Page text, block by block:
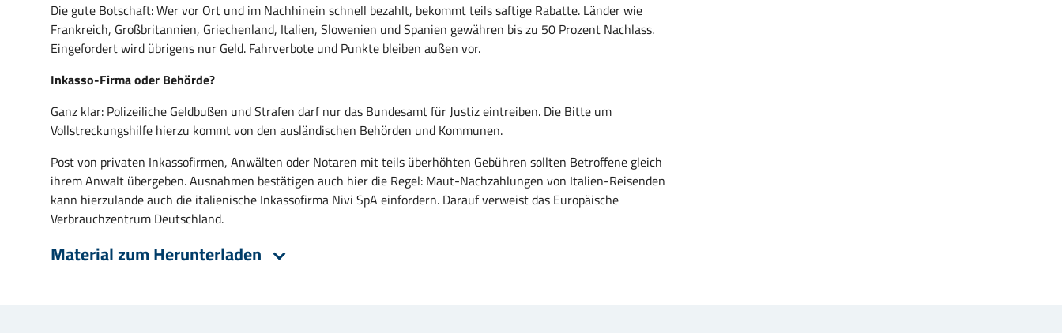
Die gute Botschaft: Wer vor Ort und im Nachhinein schnell bezahlt, bekommt teils saftige Rabatte. Länder wie
Frankreich, Großbritannien, Griechenland, Italien, Slowenien und Spanien gewähren bis zu 50 Prozent Nachlass.
Eingefordert wird übrigens nur Geld. Fahrverbote und Punkte bleiben außen vor.
Inkasso-Firma oder Behörde?
Ganz klar: Polizeiliche Geldbußen und Strafen darf nur das Bundesamt für Justiz eintreiben. Die Bitte um
Vollstreckungshilfe hierzu kommt von den ausländischen Behörden und Kommunen.
Post von privaten Inkassofirmen, Anwälten oder Notaren mit teils überhöhten Gebühren sollten Betroffene gleich
ihrem Anwalt übergeben. Ausnahmen bestätigen auch hier die Regel: Maut-Nachzahlungen von Italien-Reisenden
kann hierzulande auch die italienische Inkassofirma Nivi SpA einfordern. Darauf verweist das Europäische
Verbrauchzentrum Deutschland.
Material zum Herunterladen